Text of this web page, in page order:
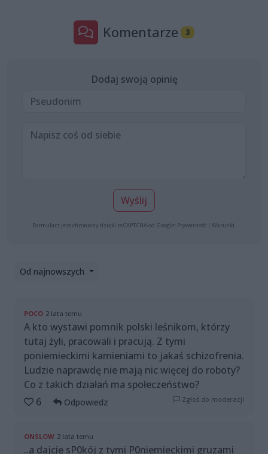
Komentarze 3
Dodaj swoją opinię
Wyślij
Formularz jest chroniony dzięki reCAPTCHA od Google: Prywatność | Warunki
Od najnowszych
POCO 2 lata temu
A kto wystawi pomnik polski leśnikom, którzy
tutaj żyli, pracowali i pracują. Z tymi
poniemieckimi kamieniami to jakaś schizofrenia.
Ludzie naprawdę nie mają nic więcej do roboty?
Co z takich działań ma społeczeństwo?
6
Odpowiedz Zgłoś do moderacji
ONSLOW 2 lata temu
..a dajcie sP0kój z tymi P0niemieckimi gruzami